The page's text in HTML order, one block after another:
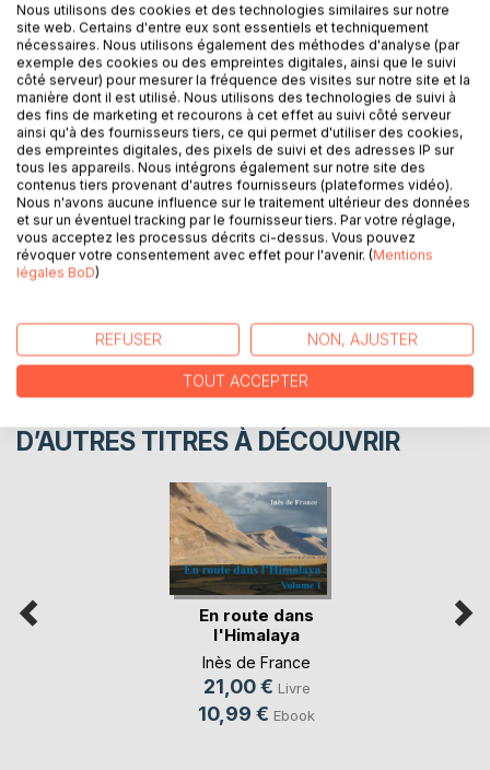
DESCRIPTION
Nono est très précieux pour Emile. C'est son doudou.
Qu'est-ce un doudou au juste ?
AUTEUR(S)
CRITIQUES PRESSE
D’AUTRES TITRES À DÉCOUVRIR
En route dans
l'Himalaya
Inès de France
21,00 € Livre
10,99 € Ebook
Nous utilisons des cookies et des technologies similaires sur notre
site web. Certains d'entre eux sont essentiels et techniquement
nécessaires. Nous utilisons également des méthodes d'analyse (par
exemple des cookies ou des empreintes digitales, ainsi que le suivi
côté serveur) pour mesurer la fréquence des visites sur notre site et la
manière dont il est utilisé. Nous utilisons des technologies de suivi à
des fins de marketing et recourons à cet effet au suivi côté serveur
ainsi qu'à des fournisseurs tiers, ce qui permet d'utiliser des cookies,
des empreintes digitales, des pixels de suivi et des adresses IP sur
tous les appareils. Nous intégrons également sur notre site des
contenus tiers provenant d'autres fournisseurs (plateformes vidéo).
Nous n'avons aucune influence sur le traitement ultérieur des données
et sur un éventuel tracking par le fournisseur tiers. Par votre réglage,
vous acceptez les processus décrits ci-dessus. Vous pouvez
révoquer votre consentement avec effet pour l'avenir. (Mentions
légales BoD)
REFUSER NON, AJUSTER
TOUT ACCEPTER